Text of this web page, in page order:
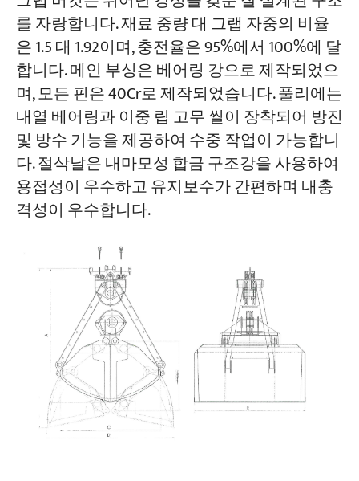
를 자랑합니다. 재료 중량 대 그랩 자중의 비율
은 1.5 대 1.92이며, 충전율은 95%에서 100%에 달
합니다. 메인 부싱은 베어링 강으로 제작되었으
며, 모든 핀은 40Cr로 제작되었습니다. 풀리에는
내열 베어링과 이중 립 고무 씰이 장착되어 방진
및 방수 기능을 제공하여 수중 작업이 가능합니
다. 절삭날은 내마모성 합금 구조강을 사용하여
용접성이 우수하고 유지보수가 간편하며 내충
격성이 우수합니다.